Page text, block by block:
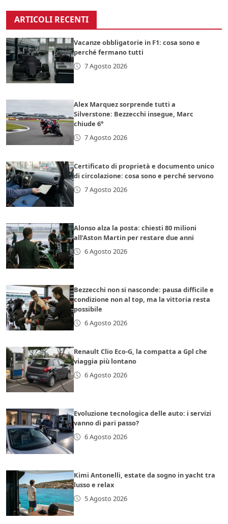
ARTICOLI RECENTI
Vacanze obbligatorie in F1: cosa sono e
perché fermano tutti
7 Agosto 2026
Alex Marquez sorprende tutti a
Silverstone: Bezzecchi insegue, Marc
chiude 6°
7 Agosto 2026
Certificato di proprietà e documento unico
di circolazione: cosa sono e perché servono
7 Agosto 2026
Alonso alza la posta: chiesti 80 milioni
all’Aston Martin per restare due anni
6 Agosto 2026
Bezzecchi non si nasconde: pausa difficile e
condizione non al top, ma la vittoria resta
possibile
6 Agosto 2026
Renault Clio Eco-G, la compatta a Gpl che
viaggia più lontano
6 Agosto 2026
Evoluzione tecnologica delle auto: i servizi
vanno di pari passo?
6 Agosto 2026
Kimi Antonelli, estate da sogno in yacht tra
lusso e relax
5 Agosto 2026